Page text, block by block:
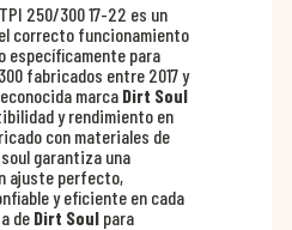
250/300 17-22 es un
correcto funcionamiento
específicamente para
fabricados entre 2017 y
marca Dirt Soul
y rendimiento en
con materiales de
garantiza una
ajuste perfecto,
y eficiente en cada
de Dirt Soul para